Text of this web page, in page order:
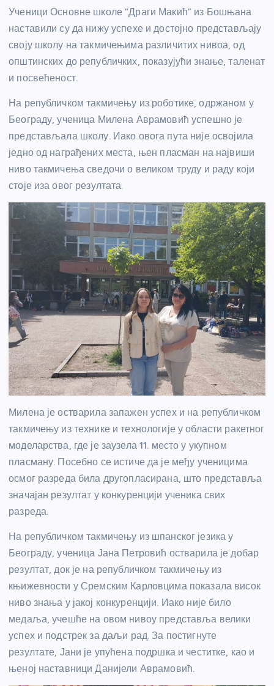
Ученици Основне школе “Драги Макић” из Бошњана
наставили су да нижу успехе и достојно представљају
своју школу на такмичењима различитих нивоа, од
општинских до републичких, показујући знање, таленат
и посвећеност.
На републичком такмичењу из роботике, одржаном у
Београду, ученица Милена Аврамовић успешно је
представљала школу. Иако овога пута није освојила
једно од награђених места, њен пласман на највиши
ниво такмичења сведочи о великом труду и раду који
стоје иза овог резултата.
Милена је остварила запажен успех и на републичком
такмичењу из технике и технологије у области ракетног
моделарства, где је заузела 11. место у укупном
пласману. Посебно се истиче да је међу ученицима
осмог разреда била другопласирана, што представља
значајан резултат у конкуренцији ученика свих
разреда.
На републичком такмичењу из шпанског језика у
Београду, ученица Јана Петровић остварила је добар
резултат, док је на републичком такмичењу из
књижевности у Сремским Карловцима показала висок
ниво знања у јакој конкуренцији. Иако није било
медаља, учешће на овом нивоу представља велики
успех и подстрек за даљи рад. За постигнуте
резултате, Јани је упућена подршка и честитке, као и
њеној наставници Данијели Аврамовић.